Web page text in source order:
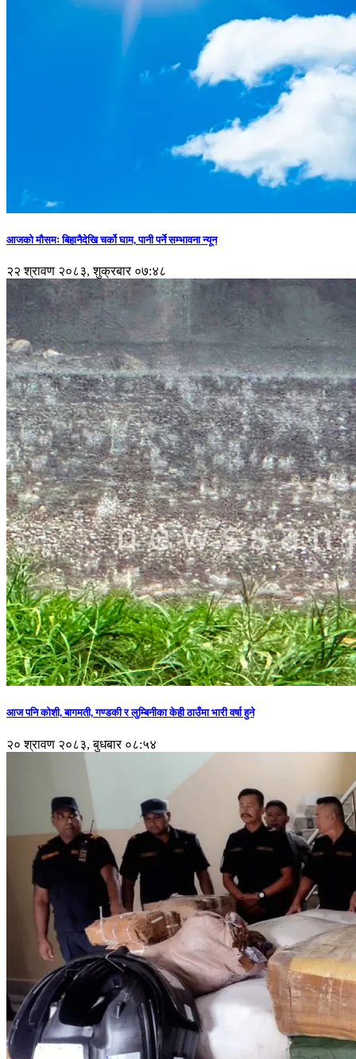
आजको मौसमः बिहानैदेखि चर्को घाम, पानी पर्ने सम्भावना न्यून
२२ श्रावण २०८३, शुक्रबार ०७:४८
आज पनि कोशी, बागमती, गण्डकी र लुम्बिनीका केही ठाउँमा भारी वर्षा हुने
२० श्रावण २०८३, बुधबार ०८:५४